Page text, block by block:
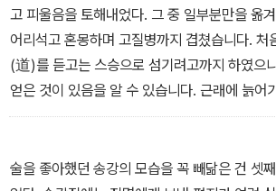
을 낼 때 어찌 헛되이 하겠습니까? 지금 제가
으니 하늘이 반드시 부여한 바가 있어 저에게
니다. 하늘의 뜻이 여기에 있는데 제가 어찌 오
심하겠습니까?”하니, 듣는 이가 비범하게 여
-'남명 조식' 편 중에서
고 피울음을 토해내었다. 그 중 일부분만을 옮
어리석고 혼몽하며 고질병까지 겹쳤습니다. 처
(道)를 듣고는 스승으로 섬기려고까지 하였으
얻은 것이 있음을 알 수 있습니다. 근래에 늙어
있어 서로 신뢰하여 더욱 깊어지고 학문이나
가 자립하지 못했을 것이 분명합니다. (중략)
술을 좋아했던 송강의 모습을 꼭 빼닮은 건 셋